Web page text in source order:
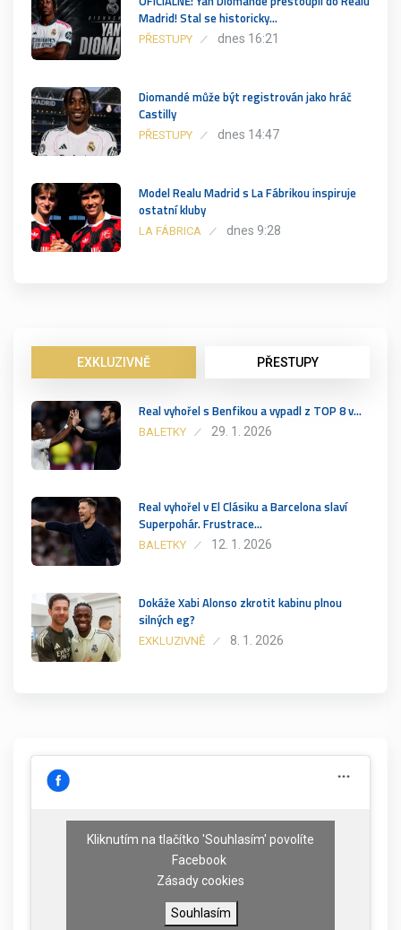
Madrid! Stal se historicky…
PŘESTUPY dnes 16:21
Diomandé může být registrován jako hráč
Castilly
PŘESTUPY dnes 14:47
Model Realu Madrid s La Fábrikou inspiruje
ostatní kluby
LA FÁBRICA dnes 9:28
EXKLUZIVNĚ PŘESTUPY
Real vyhořel s Benfikou a vypadl z TOP 8 v…
BALETKY 29. 1. 2026
Real vyhořel v El Clásiku a Barcelona slaví
Superpohár. Frustrace…
BALETKY 12. 1. 2026
Dokáže Xabi Alonso zkrotit kabinu plnou
silných eg?
EXKLUZIVNĚ 8. 1. 2026
Kliknutím na tlačítko 'Souhlasím' povolíte
Facebook
Zásady cookies
Souhlasím